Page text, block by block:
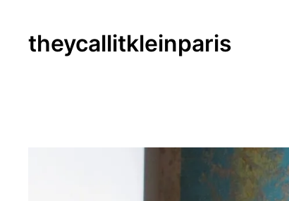
theycallitkleinparis